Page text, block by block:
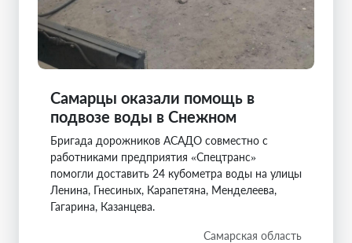
Самарцы оказали помощь в
подвозе воды в Снежном
Бригада дорожников АСАДО совместно с
работниками предприятия «Спецтранс»
помогли доставить 24 кубометра воды на улицы
Ленина, Гнесиных, Карапетяна, Менделеева,
Гагарина, Казанцева.
Самарская область